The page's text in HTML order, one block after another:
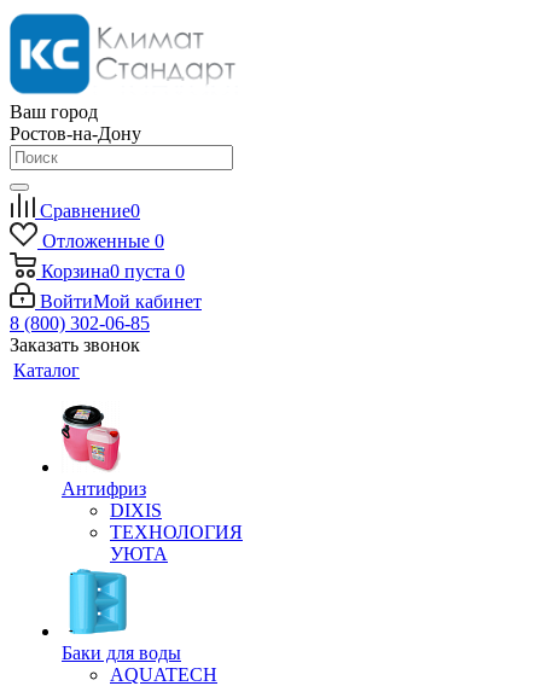
Ваш город
Ростов-на-Дону
Сравнение0
Отложенные 0
Корзина0 пуста 0
ВойтиМой кабинет
8 (800) 302-06-85
Заказать звонок
Каталог
Антифриз
DIXIS
ТЕХНОЛОГИЯ
УЮТА
Баки для воды
AQUATECH